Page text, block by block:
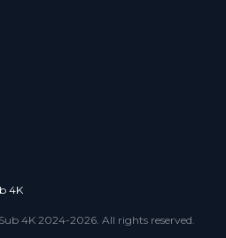
4K
4K 2024-2026. All rights reserved.